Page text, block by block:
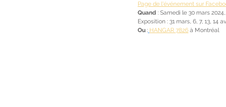
Page de l'événement sur
Quand : Samedi le 30 mars 2024,
Exposition : 31 mars, 6, 7, 13, 14
Ou : HANGAR 7826 à Montréal